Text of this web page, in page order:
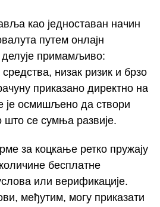
као једноставан начин
путем онлајн
примамљиво:
низак ризик и брзо
приказано директно на
је осмишљено да створи
се сумња развије.
за коцкање ретко пружају
бесплатне
или верификације.
међутим, могу приказати